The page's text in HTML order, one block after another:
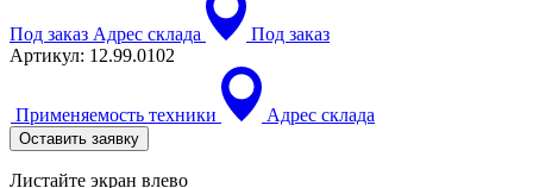
Под заказ Адрес склада
Под заказ
Артикул: 12.99.0102
Применяемость техники Адрес склада
Оставить заявку
Листайте экран влево